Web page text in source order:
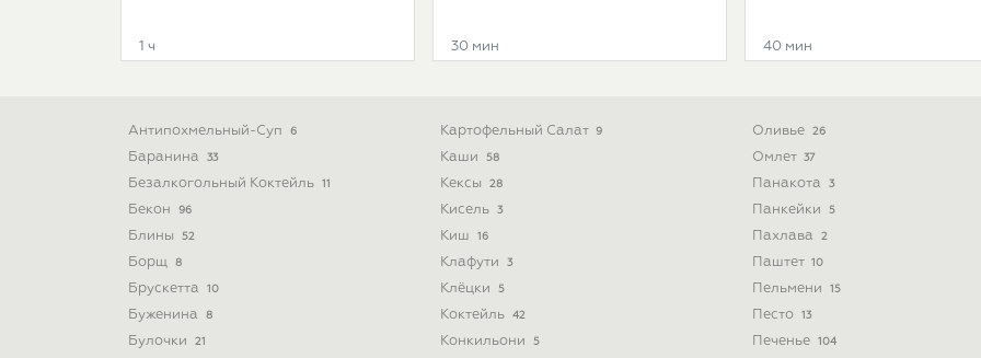
1 ч 30 мин 40 мин
Антипохмельный-Суп 6
Баранина 33
Безалкогольный Коктейль 11
Бекон 96
Блины 52
Борщ 8
Брускетта 10
Буженина 8
Булочки 21
Картофельный Салат 9
Каши 58
Кексы 28
Кисель 3
Киш 16
Клафути 3
Клёцки 5
Коктейль 42
Конкильони 5
Оливье 26
Омлет 37
Панакота 3
Панкейки 5
Пахлава 2
Паштет 10
Пельмени 15
Песто 13
Печенье 104